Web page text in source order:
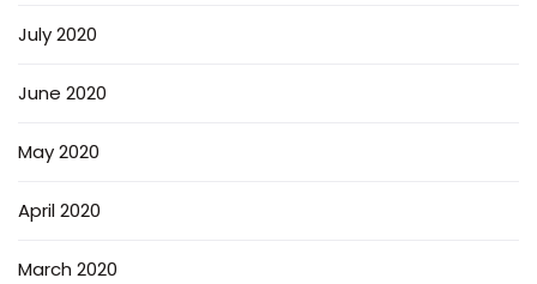
July 2020
June 2020
May 2020
April 2020
March 2020